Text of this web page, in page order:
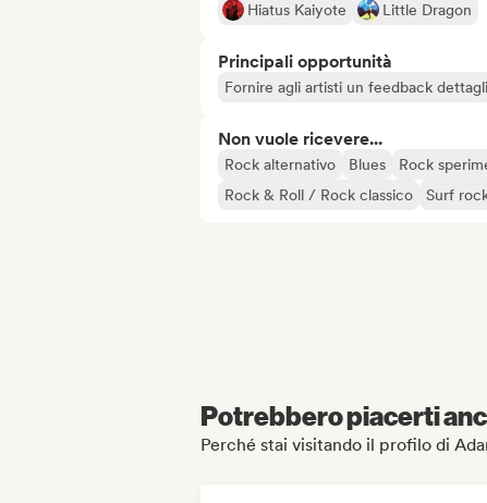
Hiatus Kaiyote Little Dragon
Principali opportunità
Fornire agli artisti un feedback
Non vuole ricevere...
Rock alternativo Blues Rock
Rock & Roll / Rock classico
Surf
Potrebbero piacerti
Perché stai visitando il profilo di